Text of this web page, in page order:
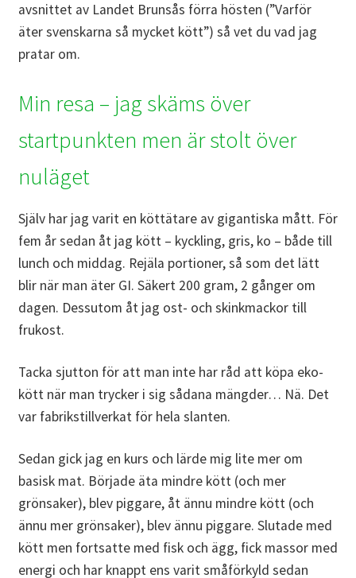
avsnittet av Landet Brunsås förra hösten (”Varför
äter svenskarna så mycket kött”) så vet du vad jag
pratar om.
Min resa – jag skäms över
startpunkten men är stolt över
nuläget
Själv har jag varit en köttätare av gigantiska mått. För
fem år sedan åt jag kött – kyckling, gris, ko – både till
lunch och middag. Rejäla portioner, så som det lätt
blir när man äter GI. Säkert 200 gram, 2 gånger om
dagen. Dessutom åt jag ost- och skinkmackor till
frukost.
Tacka sjutton för att man inte har råd att köpa eko-
kött när man trycker i sig sådana mängder… Nä. Det
var fabrikstillverkat för hela slanten.
Sedan gick jag en kurs och lärde mig lite mer om
basisk mat. Började äta mindre kött (och mer
grönsaker), blev piggare, åt ännu mindre kött (och
ännu mer grönsaker), blev ännu piggare. Slutade med
kött men fortsatte med fisk och ägg, fick massor med
energi och har knappt ens varit småförkyld sedan